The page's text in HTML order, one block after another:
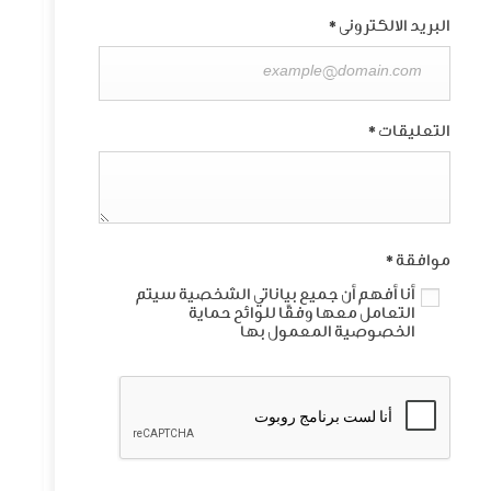
البريد الالكترونى *
التعليقات *
موافقة *
أنا أفهم أن جميع بياناتي الشخصية سيتم
التعامل معها وفقًا للوائح حماية
الخصوصية المعمول بها